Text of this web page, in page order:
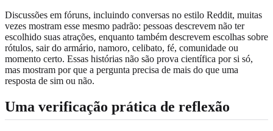
Discussões em fóruns, incluindo conversas no estilo Reddit, muitas
vezes mostram esse mesmo padrão: pessoas descrevem não ter
escolhido suas atrações, enquanto também descrevem escolhas sobre
rótulos, sair do armário, namoro, celibato, fé, comunidade ou
momento certo. Essas histórias não são prova científica por si só,
mas mostram por que a pergunta precisa de mais do que uma
resposta de sim ou não.
Uma verificação prática de reflexão